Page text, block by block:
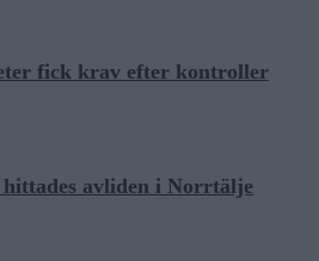
fick krav efter kontroller
avliden i Norrtälje